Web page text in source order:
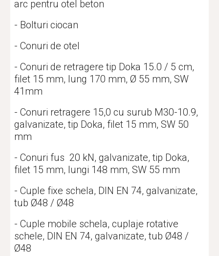
arc pentru otel beton
- Bolturi ciocan
- Conuri de otel
- Conuri de retragere tip Doka 15.0 / 5 cm,
filet 15 mm, lung 170 mm, Ø 55 mm, SW
41mm
- Conuri retragere 15,0 cu surub M30-10.9,
galvanizate, tip Doka, filet 15 mm, SW 50
mm
- Conuri fus  20 kN, galvanizate, tip Doka,
filet 15 mm, lungi 148 mm, SW 55 mm
- Cuple fixe schela, DIN EN 74, galvanizate,
tub Ø48 / Ø48
- Cuple mobile schela, cuplaje rotative
schele, DIN EN 74, galvanizate, tub Ø48 /
Ø48